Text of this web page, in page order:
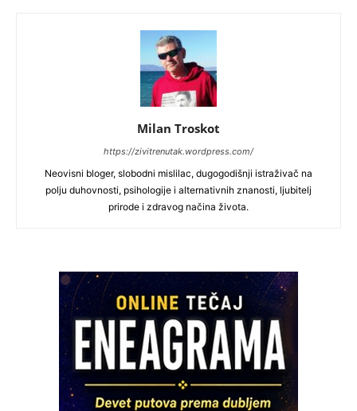
Milan Troskot
https://zivitrenutak.wordpress.com/
Neovisni bloger, slobodni mislilac, dugogodišnji istraživač na
polju duhovnosti, psihologije i alternativnih znanosti, ljubitelj
prirode i zdravog načina života.